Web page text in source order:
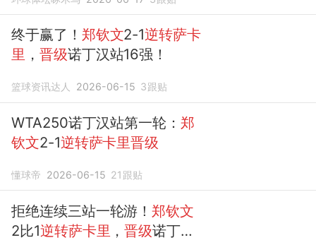
终于赢了！ 郑钦文2-1逆转萨卡
里 ，晋级诺丁汉站16强！
篮球资讯达人 2026-06-15 3跟贴
WTA250诺丁汉站第一轮： 郑
钦文2-1逆转萨卡里晋级
懂球帝 2026-06-15 21 跟贴
拒绝连续三站一轮游！郑钦文
2比1逆转萨卡里 ，晋级诺丁汉